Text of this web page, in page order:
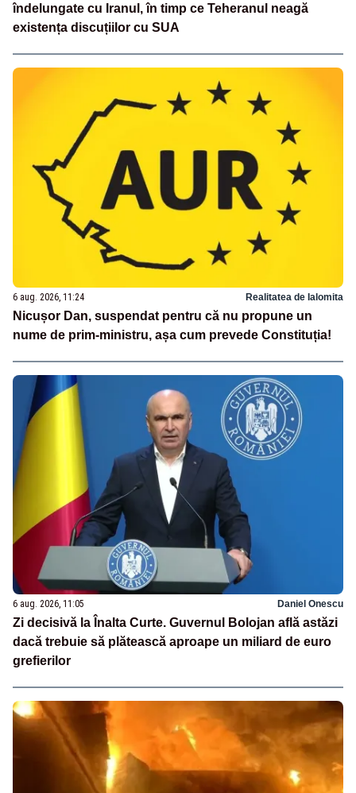
îndelungate cu Iranul, în timp ce Teheranul neagă
existența discuțiilor cu SUA
6 aug. 2026, 11:24 Realitatea de Ialomita
Nicușor Dan, suspendat pentru că nu propune un
nume de prim-ministru, așa cum prevede Constituția!
6 aug. 2026, 11:05 Daniel Onescu
Zi decisivă la Înalta Curte. Guvernul Bolojan află astăzi
dacă trebuie să plătească aproape un miliard de euro
grefierilor